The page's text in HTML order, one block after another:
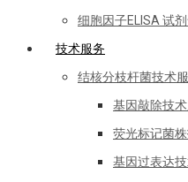
细胞因子ELISA 试
技术服务
结核分枝杆菌技术
基因敲除技
荧光标记菌
基因过表达